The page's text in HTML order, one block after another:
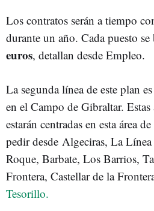
Los contratos serán a tiempo
durante un año. Cada puesto
euros, detallan desde Empleo.
La segunda línea de este plan
en el Campo de Gibraltar. Estas
estarán centradas en esta área
pedir desde Algeciras, La
Roque, Barbate, Los Barrios,
Frontera, Castellar de la
Tesorillo.